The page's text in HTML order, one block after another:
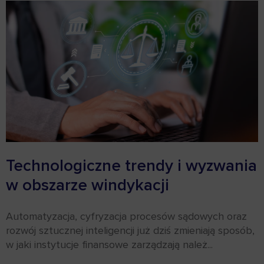
Technologiczne trendy i wyzwania
w obszarze windykacji
Automatyzacja, cyfryzacja procesów sądowych oraz
rozwój sztucznej inteligencji już dziś zmieniają sposób,
w jaki instytucje finansowe zarządzają należ...